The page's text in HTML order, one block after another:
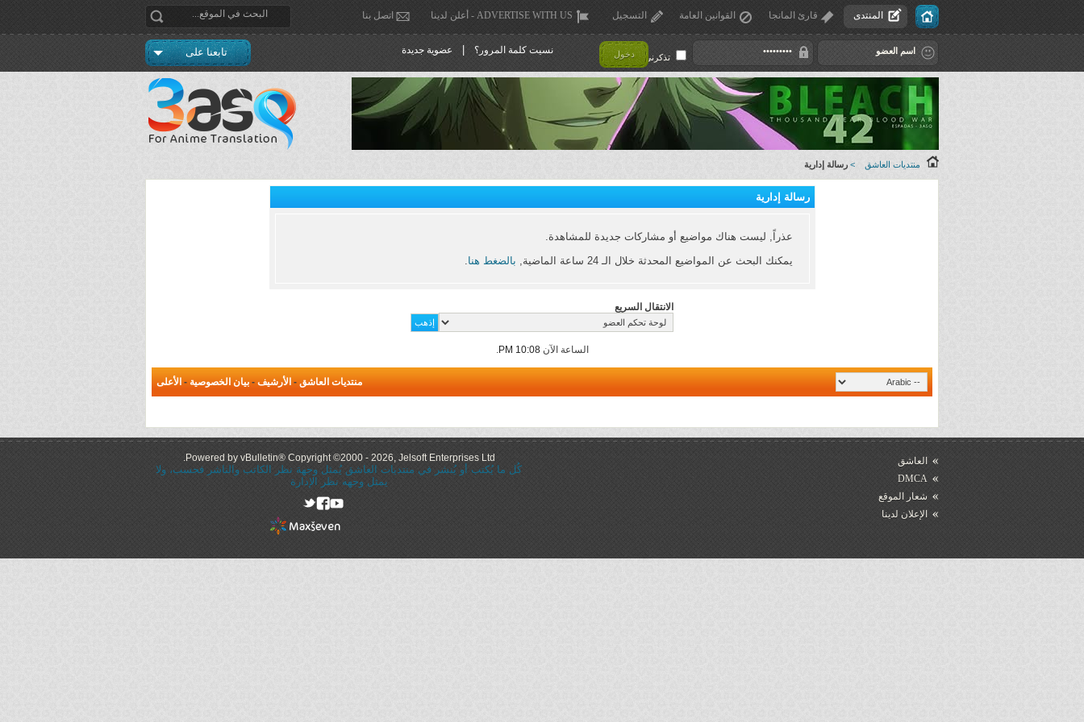
المنتدى قارئ المانجا القوانين العامة التسجيل ADVERTISE WITH US - أعلن لدينا اتصل بنا
تذكرني ! دخول نسيت كلمة المرور؟ عضوية جديدة تابعنا على
منتديات العاشق > رسالة إدارية
رسالة إدارية
عذراً, ليست هناك مواضيع أو مشاركات جديدة للمشاهدة.
يمكنك البحث عن المواضيع المحدثة خلال الـ 24 ساعة الماضية,
بالضغط هنا.
الانتقال السريع
الساعة الآن10:08 PM
.
منتديات العاشق - الأرشيف - بيان الخصوصية - الأعلى
العاشق
DMCA
شعار الموقع
الإعلان لدينا
Powered by vBulletin® Copyright ©2000 - 2026, Jelsoft Enterprises Ltd.
كُل ما يُكتب أو يُنشر في منتديات العاشق يُمثل وجهة نظر الكاتب والناشر فحسب، ولا
يمثل وجهه نظر الإدارة